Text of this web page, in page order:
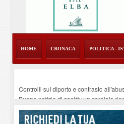
HOME CRONACA POLITICA -
Controlli sul diporto e contrasto
Buone notizie di sanità: un cordiale
Altiero Spinelli e Ursula Hirschmann
Capoliveri, potenziata la pulizia dei